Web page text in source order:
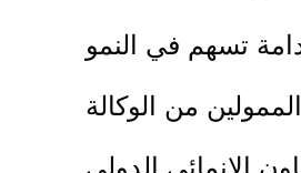
تسهم في النمو
من الوكالة